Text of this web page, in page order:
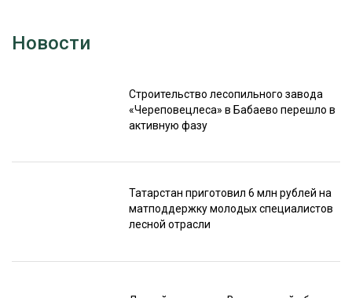
Новости
Строительство лесопильного завода
«Череповецлеса» в Бабаево перешло в
активную фазу
Татарстан приготовил 6 млн рублей на
матподдержку молодых специалистов
лесной отрасли